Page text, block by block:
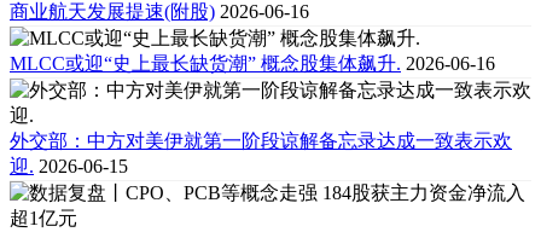
商业航天发展提速(附股) 2026-06-16
MLCC或迎“史上最长缺货潮” 概念股集体飙升. 2026-06-16
外交部：中方对美伊就第一阶段谅解备忘录达成一致表示欢
迎. 2026-06-15